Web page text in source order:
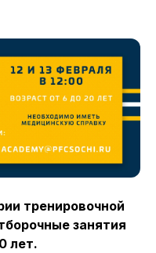
тренировочной
занятия
лет.